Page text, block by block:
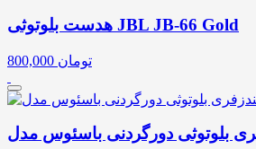
هدست بلوتوثی JBL JB-66 Gold
800,000 تومان